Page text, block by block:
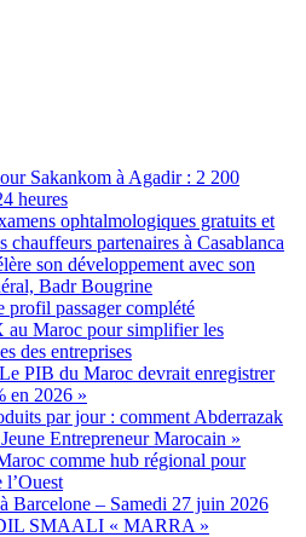
Sakankom à Agadir : 2 200
heures
ophtalmologiques gratuits et
chauffeurs partenaires à Casablanca
son développement avec son
Badr Bougrine
profil passager complété
au Maroc pour simplifier les
des entreprises
PIB du Maroc devrait enregistrer
en 2026 »
par jour : comment Abderrazak
Entrepreneur Marocain »
comme hub régional pour
Barcelone – Samedi 27 juin 2026
SMAALI « MARRA »